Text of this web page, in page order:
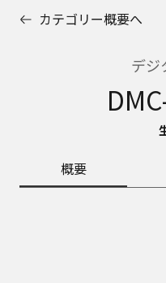
カテゴリー概要へ
デジ
概要